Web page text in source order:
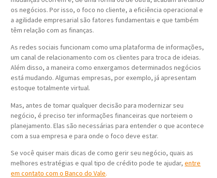
os negócios. Por isso, o foco no cliente, a eficiência operacional e
a agilidade empresarial são fatores fundamentais e que também
têm relação com as finanças.
As redes sociais funcionam como uma plataforma de informações,
um canal de relacionamento com os clientes para troca de ideias.
Além disso, a maneira como enxergamos determinados negócios
está mudando. Algumas empresas, por exemplo, já apresentam
estoque totalmente virtual.
Mas, antes de tomar qualquer decisão para modernizar seu
negócio, é preciso ter informações financeiras que norteiem o
planejamento. Elas são necessárias para entender o que acontece
com a sua empresa e para onde o foco deve estar.
Se você quiser mais dicas de como gerir seu negócio, quais as
melhores estratégias e qual tipo de crédito pode te ajudar,entre
em contato com o Banco do Vale.